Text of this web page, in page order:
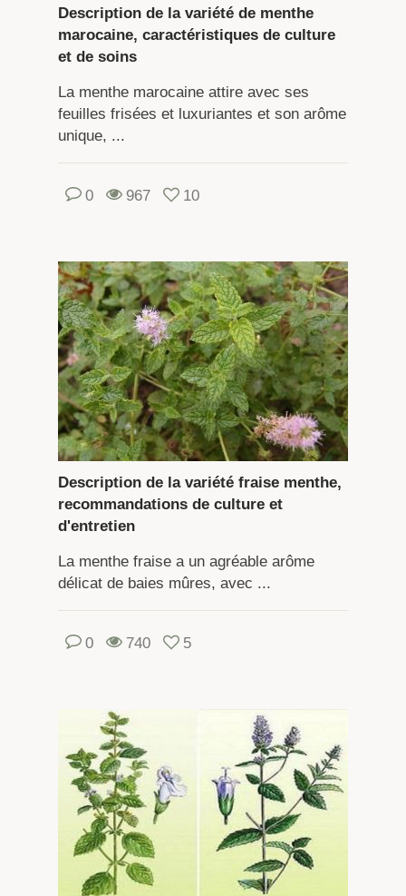
Description de la variété de menthe
marocaine, caractéristiques de culture
et de soins
La menthe marocaine attire avec ses
feuilles frisées et luxuriantes et son arôme
unique, ...
0 967 10
Description de la variété fraise menthe,
recommandations de culture et
d'entretien
La menthe fraise a un agréable arôme
délicat de baies mûres, avec ...
0 740 5